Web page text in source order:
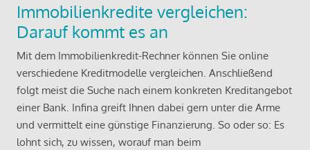
Immobilienkredite vergleichen:
Darauf kommt es an
Mit dem Immobilienkredit-Rechner können Sie online
verschiedene Kreditmodelle vergleichen. Anschließend
folgt meist die Suche nach einem konkreten Kreditangebot
einer Bank. Infina greift Ihnen dabei gern unter die Arme
und vermittelt eine günstige Finanzierung. So oder so: Es
lohnt sich, zu wissen, worauf man beim